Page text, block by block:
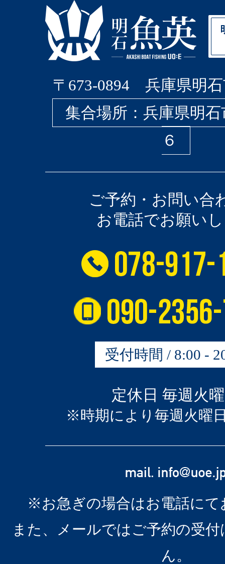
〒673-0894 兵庫県明石
集合場所：兵庫県明
６
ご予約・お問い合
お電話でお願い
受付時間 / 8:00 -
定休日 毎週火
※時期により毎週火曜
※お急ぎの場合はお電話にて
また、メールではご予約の受
ん。